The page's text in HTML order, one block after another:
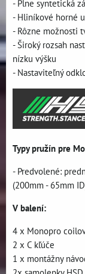
- Plne syntetická
- Hliníkové horné
- Rôzne možnosti
- Široký rozsah
nízku výšku
- Nastaviteľný
Typy pružín pre
- Predvolené:
(200mm - 65mm
V balení:
4 x Monopro
2 x C kľúče
1 x montážny